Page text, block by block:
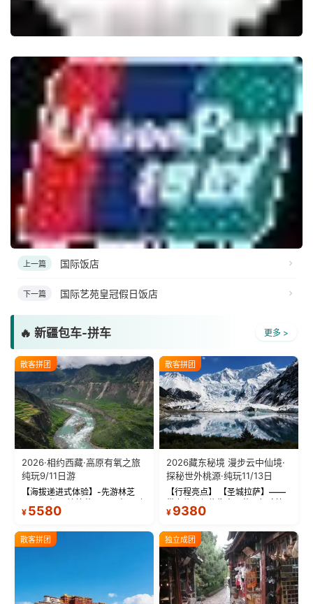
上一篇 国际饭店
下一篇 国际艺苑皇冠假日饭店
🔥 新疆包车-拼车 更多 >
散客拼团
2026·相约西藏·高原有氧之旅
纯玩9/11日游
【海拔递进式体验】-先游林芝
(2900米)再访拉萨(3650米)，亲
测 99%游客零高反 。 【贴心保
反根本不是事儿 ！ 【无人机航
拍】-雪山/圣湖/...
¥ 5580
散客拼团
2026藏东秘境 漫步云中仙境·
探秘世外桃源·纯玩11/13日
【行程亮点】 【圣城拉萨】——
带上信心与信仰去西藏，行吟拉
萨，感受这座城与生俱来的与众
城堡寺院于一体的宏伟建筑，是
西藏最完整的古代...
¥ 9380
散客拼团 独立成团